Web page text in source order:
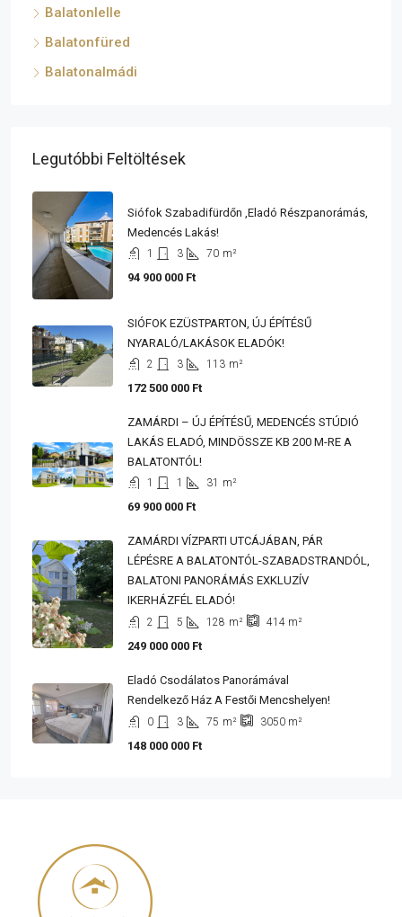
Balatonlelle
Balatonfüred
Balatonalmádi
Legutóbbi Feltöltések
Siófok Szabadifürdőn ,eladó Részpanorámás,
Medencés Lakás!
1 3 70 m²
94 900 000 Ft
SIÓFOK EZÜSTPARTON, ÚJ ÉPÍTÉSŰ
NYARALÓ/LAKÁSOK ELADÓK!
2 3 113 m²
172 500 000 Ft
ZAMÁRDI – ÚJ ÉPÍTÉSŰ, MEDENCÉS STÚDIÓ
LAKÁS ELADÓ, MINDÖSSZE KB 200 M-RE A
BALATONTÓL!
1 1 31 m²
69 900 000 Ft
ZAMÁRDI VÍZPARTI UTCÁJÁBAN, PÁR
LÉPÉSRE A BALATONTÓL-SZABADSTRANDÓL,
BALATONI PANORÁMÁS EXKLUZÍV
IKERHÁZFÉL ELADÓ!
2 5 128 m² 414 m²
249 000 000 Ft
Eladó Csodálatos Panorámával
Rendelkező Ház A Festői Mencshelyen!
0 3 75 m² 3050 m²
148 000 000 Ft